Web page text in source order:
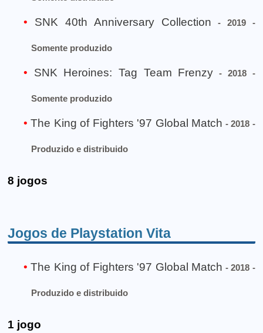
SNK 40th Anniversary Collection - 2019 -
Somente produzido
SNK Heroines: Tag Team Frenzy - 2018 -
Somente produzido
The King of Fighters '97 Global Match - 2018 -
Produzido e distribuido
8 jogos
Jogos de Playstation Vita
The King of Fighters '97 Global Match - 2018 -
Produzido e distribuido
1 jogo